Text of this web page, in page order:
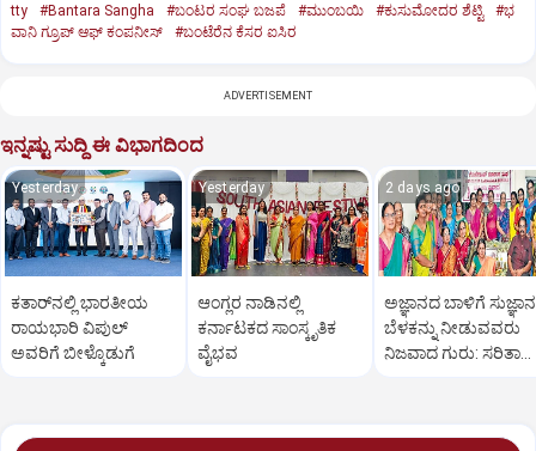
tty
#Bantara Sangha #ಬಂಟರ ಸಂಘ ಬಜಪೆ #ಮುಂಬಯಿ #ಕುಸುಮೋದರ ಶೆಟ್ಟಿ
#ಭ
ವಾನಿ ಗ್ರೂಪ್‌ ಆಫ್‌ ಕಂಪನೀಸ್‌
#ಬಂಟೆರೆನ ಕೆಸರ ಐಸಿರ
ADVERTISEMENT
ಇನ್ನಷ್ಟು ಸುದ್ದಿ ಈ ವಿಭಾಗದಿಂದ
Yesterday
ಕತಾರ್‌ನಲ್ಲಿ ಭಾರತೀಯ
ರಾಯಭಾರಿ ವಿಪುಲ್‌
ಅವರಿಗೆ ಬೀಳ್ಕೊಡುಗೆ
Yesterday
ಆಂಗ್ಲರ ನಾಡಿನಲ್ಲಿ
ಕರ್ನಾಟಕದ ಸಾಂಸ್ಕೃತಿಕ‌
ವೈಭವ
2 days ago
ಅಜ್ಞಾನದ ಬಾಳಿಗೆ
ಬೆಳಕನ್ನು ನೀಡುವವರು
ನಿಜವಾದ ಗುರು: ಸರಿತಾ